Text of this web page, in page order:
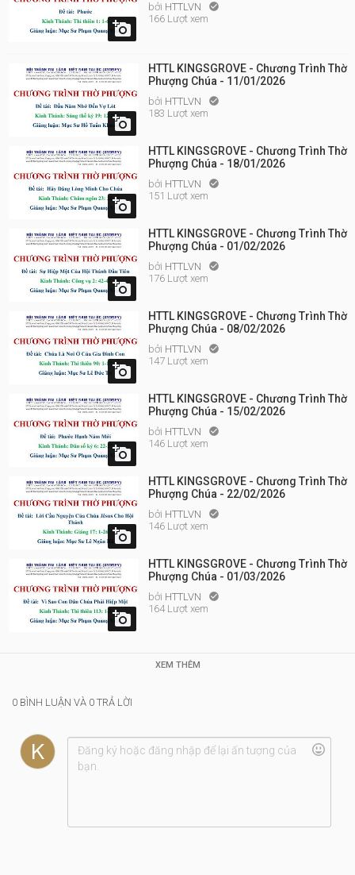

bởi HTTLVN 
166 Lượt xem

HTTL KINGSGROVE - Chương Trình Thờ
Phượng Chúa - 11/01/2026
bởi HTTLVN 
183 Lượt xem

HTTL KINGSGROVE - Chương Trình Thờ
Phượng Chúa - 18/01/2026
bởi HTTLVN 
151 Lượt xem

HTTL KINGSGROVE - Chương Trình Thờ
Phượng Chúa - 01/02/2026
bởi HTTLVN 
176 Lượt xem

HTTL KINGSGROVE - Chương Trình Thờ
Phượng Chúa - 08/02/2026
bởi HTTLVN 
147 Lượt xem

HTTL KINGSGROVE - Chương Trình Thờ
Phượng Chúa - 15/02/2026
bởi HTTLVN 
146 Lượt xem

HTTL KINGSGROVE - Chương Trình Thờ
Phượng Chúa - 22/02/2026
bởi HTTLVN 
146 Lượt xem

HTTL KINGSGROVE - Chương Trình Thờ
Phượng Chúa - 01/03/2026
bởi HTTLVN 
164 Lượt xem
XEM THÊM
0 BÌNH LUẬN VÀ 0 TRẢ LỜI